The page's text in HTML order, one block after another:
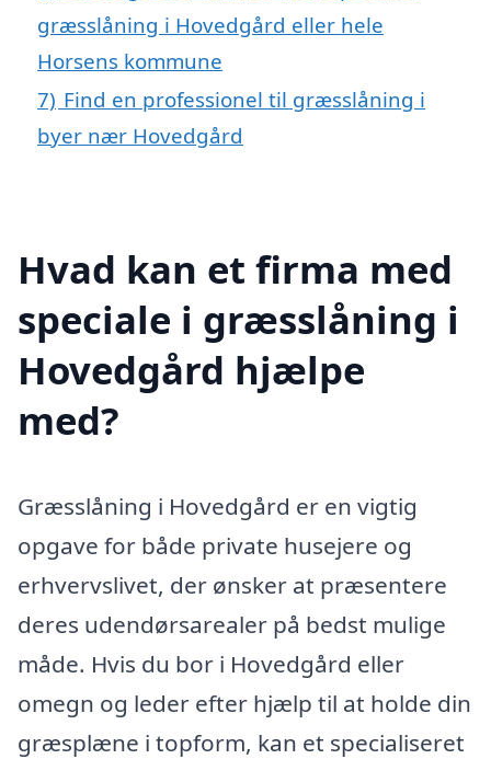
græsslåning i Hovedgård eller hele
Horsens kommune
7) Find en professionel til græsslåning i
byer nær Hovedgård
Hvad kan et firma med
speciale i græsslåning i
Hovedgård hjælpe
med?
Græsslåning i Hovedgård er en vigtig
opgave for både private husejere og
erhvervslivet, der ønsker at præsentere
deres udendørsarealer på bedst mulige
måde. Hvis du bor i Hovedgård eller
omegn og leder efter hjælp til at holde din
græsplæne i topform, kan et specialiseret